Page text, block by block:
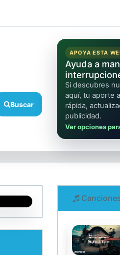
Buscar
APOYA ESTA
Ayuda a
Si descubres
aquí, tu aporte
rápida,
publicidad.
Ver opciones